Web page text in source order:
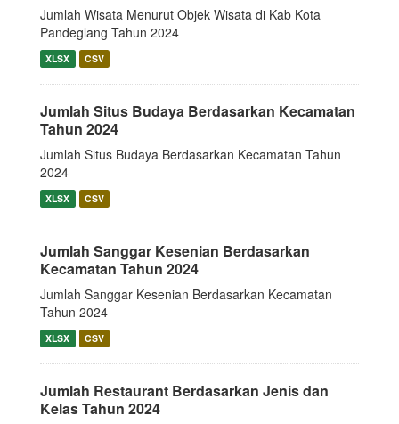
Jumlah Wisata Menurut Objek Wisata di Kab Kota
Pandeglang Tahun 2024
XLSX CSV
Jumlah Situs Budaya Berdasarkan Kecamatan
Tahun 2024
Jumlah Situs Budaya Berdasarkan Kecamatan Tahun
2024
XLSX CSV
Jumlah Sanggar Kesenian Berdasarkan
Kecamatan Tahun 2024
Jumlah Sanggar Kesenian Berdasarkan Kecamatan
Tahun 2024
XLSX CSV
Jumlah Restaurant Berdasarkan Jenis dan
Kelas Tahun 2024